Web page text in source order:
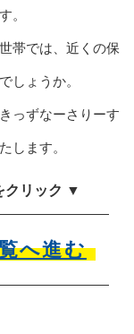
。
帯では、近くの保
しょうか。
っずなーさりーす
します。
クリック ▼
へ進む